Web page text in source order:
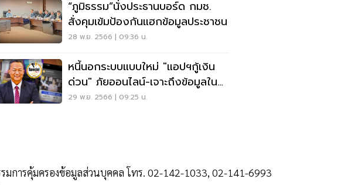
“ภูมิธรรม”นั่งประธานบอร์ด กมช.
สั่งคุมเข้มป้องกันแฮกข้อมูลประชาชน
28 พ.ย. 2566 | 09:36 น.
หนี้นอกระบบแบบใหม่ "แอปฯกู้เงิน
ด่วน" ภัยออนไลน์-เจาะถึงข้อมูลใน
มือถือ
29 พ.ย. 2566 | 09:25 น.
มการคุ้มครองข้อมูลส่วนบุคคล โทร. 02-142-1033, 02-141-6993